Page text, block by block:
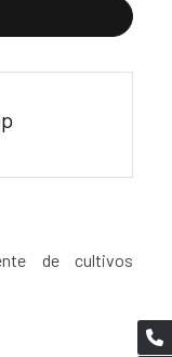
de cultivos